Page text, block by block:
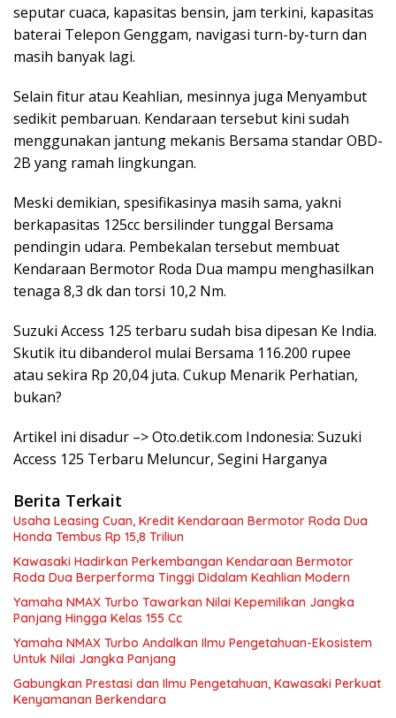
seputar cuaca, kapasitas bensin, jam terkini, kapasitas
baterai Telepon Genggam, navigasi turn-by-turn dan
masih banyak lagi.
Selain fitur atau Keahlian, mesinnya juga Menyambut
sedikit pembaruan. Kendaraan tersebut kini sudah
menggunakan jantung mekanis Bersama standar OBD-
2B yang ramah lingkungan.
Meski demikian, spesifikasinya masih sama, yakni
berkapasitas 125cc bersilinder tunggal Bersama
pendingin udara. Pembekalan tersebut membuat
Kendaraan Bermotor Roda Dua mampu menghasilkan
tenaga 8,3 dk dan torsi 10,2 Nm.
Suzuki Access 125 terbaru sudah bisa dipesan Ke India.
Skutik itu dibanderol mulai Bersama 116.200 rupee
atau sekira Rp 20,04 juta. Cukup Menarik Perhatian,
bukan?
Artikel ini disadur –> Oto.detik.com Indonesia: Suzuki
Access 125 Terbaru Meluncur, Segini Harganya
Berita Terkait
Usaha Leasing Cuan, Kredit Kendaraan Bermotor Roda Dua
Honda Tembus Rp 15,8 Triliun
Kawasaki Hadirkan Perkembangan Kendaraan Bermotor
Roda Dua Berperforma Tinggi Didalam Keahlian Modern
Yamaha NMAX Turbo Tawarkan Nilai Kepemilikan Jangka
Panjang Hingga Kelas 155 Cc
Yamaha NMAX Turbo Andalkan Ilmu Pengetahuan-Ekosistem
Untuk Nilai Jangka Panjang
Gabungkan Prestasi dan Ilmu Pengetahuan, Kawasaki Perkuat
Kenyamanan Berkendara